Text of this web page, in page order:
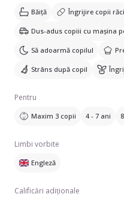
Băiță Îngrijire copii
Dus-adus copiii cu mașina
Să adoarmă copilul
Strâns după copil
Pentru
Maxim 3 copii 4 - 7 ani
Limbi vorbite
Engleză
Calificări adiționale